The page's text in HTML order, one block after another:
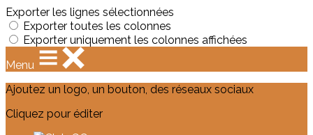
Exporter les lignes sélectionnées
Exporter toutes les colonnes
Exporter uniquement les colonnes affichées
Menu
Ajoutez un logo, un bouton, des réseaux sociaux
Cliquez pour éditer